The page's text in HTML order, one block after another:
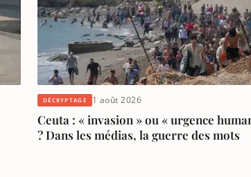
DÉCRYPTAGE 1 août 2026
Ceuta : « invasion » ou « urgence
? Dans les médias, la guerre des mots